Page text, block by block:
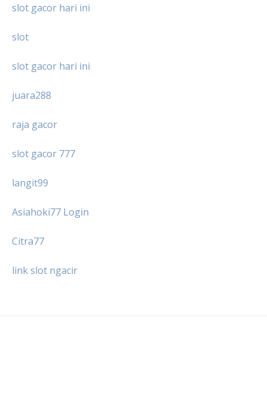
slot gacor hari ini
slot
slot gacor hari ini
juara288
raja gacor
slot gacor 777
langit99
Asiahoki77 Login
Citra77
link slot ngacir